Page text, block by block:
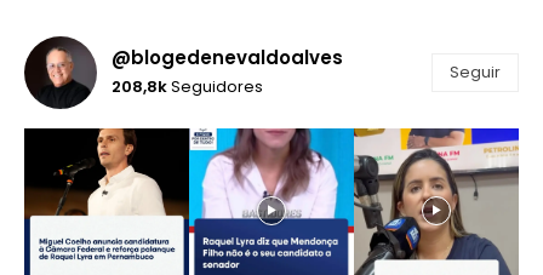
@blogedenevaldoalves
208,8kSeguidores
Seguir